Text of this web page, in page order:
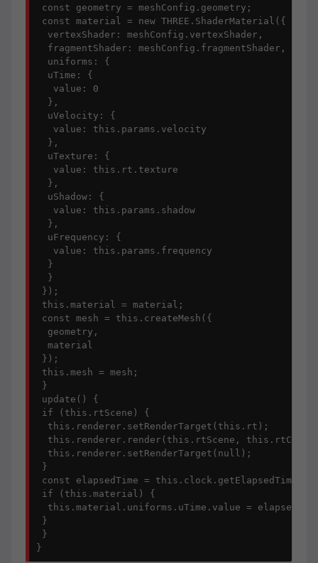
const geometry = meshConfig.geometry;
const material = new THREE.ShaderMaterial({
  vertexShader: meshConfig.vertexShader,
  fragmentShader: meshConfig.fragmentShader,
  uniforms: {
  uTime: {
   value: 0
  },
  uVelocity: {
   value: this.params.velocity
  },
  uTexture: {
   value: this.rt.texture
  },
  uShadow: {
   value: this.params.shadow
  },
  uFrequency: {
   value: this.params.frequency
  }
  }
});
this.material = material;
const mesh = this.createMesh({
  geometry,
  material
});
this.mesh = mesh;
}
update() {
if (this.rtScene) {
  this.renderer.setRenderTarget(this.rt);
this.renderer.render(this.rtScene,
  this.renderer.setRenderTarget(null);
}
const elapsedTime = this.clock.getElapsedTime();
if (this.material) {
this.material.uniforms.uTime.value =
}
}